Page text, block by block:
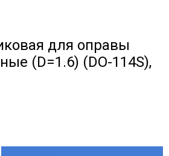
для оправы
(D=1.6) (DO-114S),